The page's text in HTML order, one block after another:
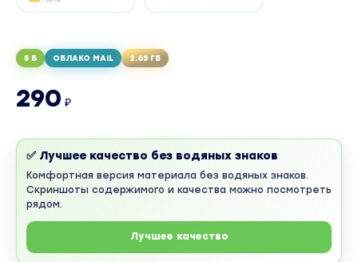
5 Б ОБЛАКО MAIL 2.63 ГБ
290 ₽
✅ Лучшее качество без водяных знаков
Комфортная версия материала без водяных знаков.
Скриншоты содержимого и качества можно посмотреть
рядом.
Лучшее качество